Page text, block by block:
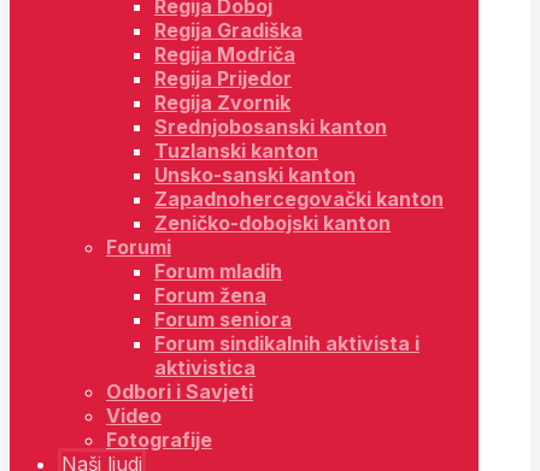
Regija Doboj
Regija Gradiška
Regija Modriča
Regija Prijedor
Regija Zvornik
Srednjobosanski kanton
Tuzlanski kanton
Unsko-sanski kanton
Zapadnohercegovački kanton
Zeničko-dobojski kanton
Forumi
Forum mladih
Forum žena
Forum seniora
Forum sindikalnih aktivista i
aktivistica
Odbori i Savjeti
Video
Fotografije
Naši ljudi